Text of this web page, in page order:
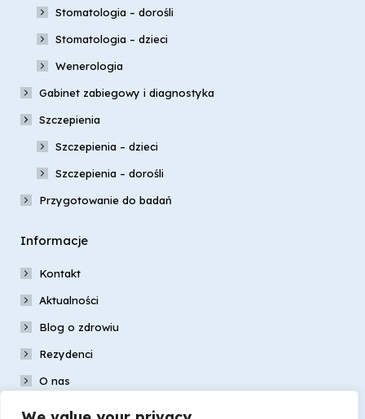
Stomatologia – dorośli
Stomatologia – dzieci
Wenerologia
Gabinet zabiegowy i diagnostyka
Szczepienia
Szczepienia – dzieci
Szczepienia – dorośli
Przygotowanie do badań
Informacje
Kontakt
Aktualności
Blog o zdrowiu
Rezydenci
O nas
Nasz zespół